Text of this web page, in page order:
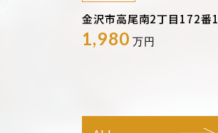
金沢市高尾南2丁目172番1
1,980 万円